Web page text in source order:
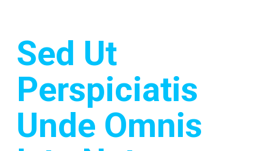
Sed Ut
Perspiciatis
Unde Omnis